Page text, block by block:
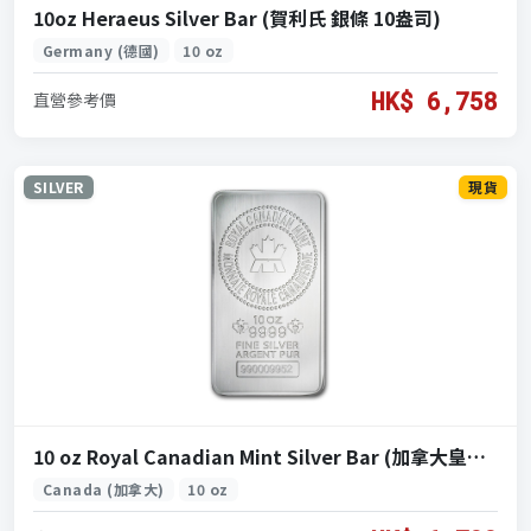
10oz Heraeus Silver Bar (賀利氏 銀條 10盎司)
Germany (德國) 10 oz
直營參考價 HK$ 6,758
SILVER 現貨
10 oz Royal Canadian Mint Silver Bar (加拿大皇家鑄幣廠銀條 10盎司)
Canada (加拿大) 10 oz